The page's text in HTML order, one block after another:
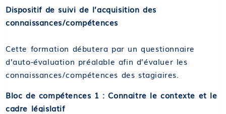
Dispositif de suivi de l’acquisition des
connaissances/compétences
Cette formation débutera par un questionnaire
d’auto-évaluation préalable afin d’évaluer les
connaissances/compétences des stagiaires.
Bloc de compétences 1 : Connaitre le contexte et le
cadre législatif